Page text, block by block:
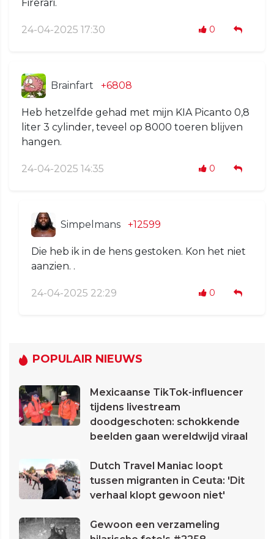
Firerari.
24-04-2025 17:30 0
Brainfart +6808
Heb hetzelfde gehad met mijn KIA Picanto 0,8
liter 3 cylinder, teveel op 8000 toeren blijven
hangen.
24-04-2025 14:35 0
Simpelmans +12599
Die heb ik in de hens gestoken. Kon het niet
aanzien. .
24-04-2025 22:29 0
POPULAIR NIEUWS
Mexicaanse TikTok-influencer
tijdens livestream
doodgeschoten: schokkende
beelden gaan wereldwijd viraal
Dutch Travel Maniac loopt
tussen migranten in Ceuta: 'Dit
verhaal klopt gewoon niet'
Gewoon een verzameling